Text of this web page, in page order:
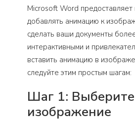
Microsoft Word
добавлять анимацию к
сделать ваши документы
интерактивными и
вставить анимацию в
следуйте этим простым шагам:
Шаг 1: Выберите
изображение